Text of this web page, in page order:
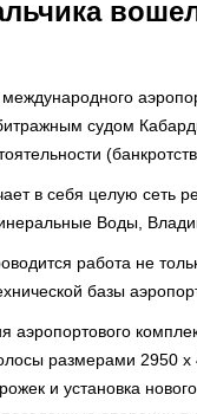
судом
в себя целую сеть
Воды,
работа не
базы
аэропортового
размерами 2950 х
и установка